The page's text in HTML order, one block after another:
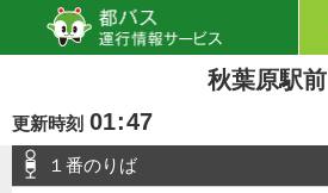
秋葉原駅前
更新時刻 01:47
１番のりば